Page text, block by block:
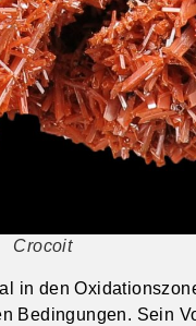
Crocoit
in den
Bedingungen. Sein